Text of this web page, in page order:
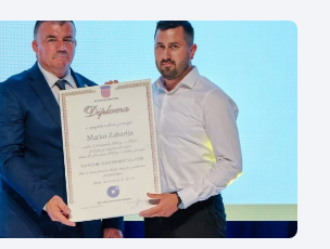
listopada 2026. u
uvodno predavanje i pozdrav
subote, 24. listopada, održavat će se
radionice te okrugli stolovi na